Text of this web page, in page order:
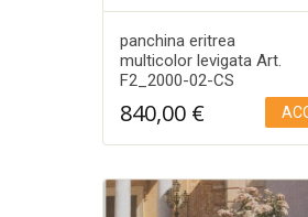
panchina eritrea
multicolor levigata Art.
F2_2000-02-CS
840,00 €